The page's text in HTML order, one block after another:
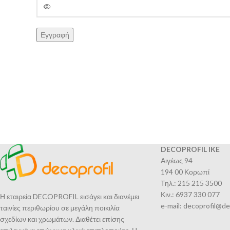
Εγγραφή
Η εταιρεία DECOPROFIL εισάγει και διανέμει
ταινίες περιθωρίου σε μεγάλη ποικιλία
σχεδίων και χρωμάτων. Διαθέτει επίσης
DECOPROFIL IKE
Αιγέως 94
194 00 Κορωπί
Τηλ.: 215 215 3500
Κιν.: 6937 330 077
e-mail: